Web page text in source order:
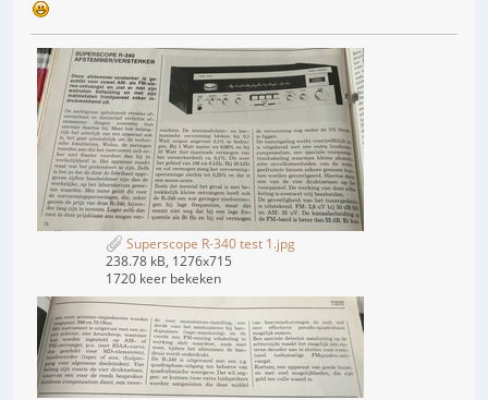
Superscope R-340 test 1.jpg
238.78 kB, 1276x715
1720 keer bekeken